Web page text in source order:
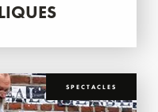
SPECTACLES